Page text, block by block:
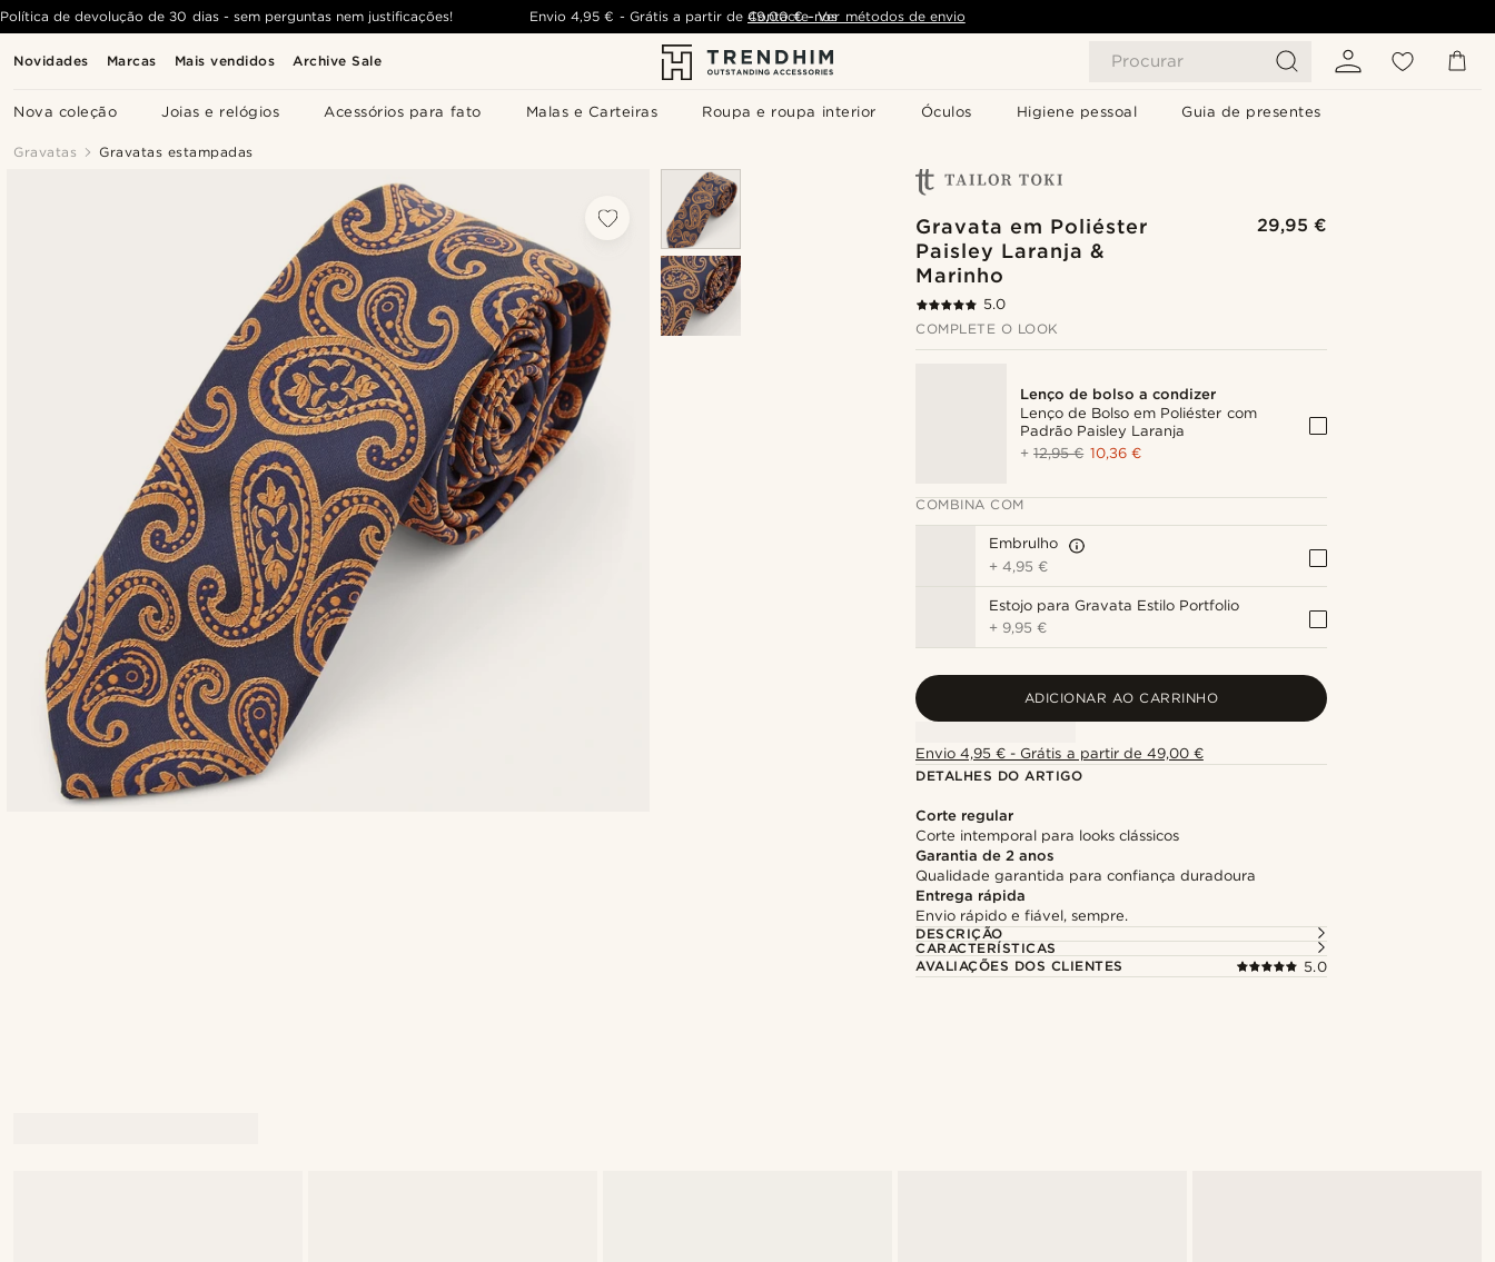
Novidades Marcas Mais vendidos Archive Sale Procurar
Nova coleção Joias e relógios Acessórios para fato Malas e Carteiras Roupa e roupa interior Óculos Higiene pessoal Guia de presentes
Política de devolução de 30 dias - sem perguntas nem justificações! Envio 4,95 € - Grátis a partir de 49,00 € - Ver métodos de envio
Contacte-nos
Gravatas Gravatas estampadas
Gravata em Poliéster
Paisley Laranja &
Marinho
29,95 €
5.0
COMPLETE O LOOK
Lenço de bolso a condizer
Lenço de Bolso em Poliéster com
Padrão Paisley Laranja
+12,95 € 10,36 €
COMBINA COM
Embrulho
+4,95 €
Estojo para Gravata Estilo Portfolio
+ 9,95 €
ADICIONAR AO CARRINHO
Envio 4,95 € - Grátis a partir de 49,00 €
DETALHES DO ARTIGO
Corte regular
Corte intemporal para looks clássicos
Garantia de 2 anos
Qualidade garantida para confiança duradoura
Entrega rápida
Envio rápido e fiável, sempre.
DESCRIÇÃO
CARACTERÍSTICAS
AVALIAÇÕES DOS CLIENTES
5.0